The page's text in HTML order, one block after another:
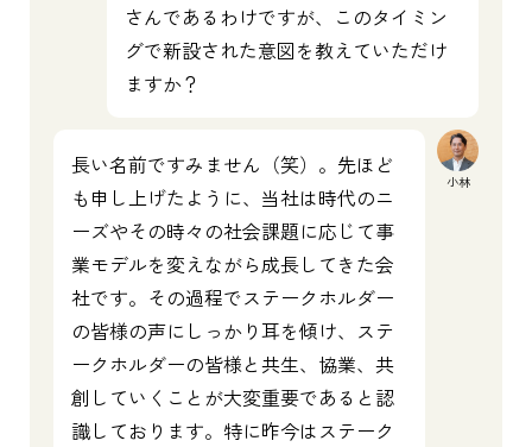
さんであるわけですが、このタイミン
グで新設された意図を教えていただけ
ますか？
小林
長い名前ですみません（笑）。先ほど
も申し上げたように、当社は時代のニ
ーズやその時々の社会課題に応じて事
業モデルを変えながら成長してきた会
社です。その過程でステークホルダー
の皆様の声にしっかり耳を傾け、ステ
ークホルダーの皆様と共生、協業、共
創していくことが大変重要であると認
識しております。特に昨今はステーク